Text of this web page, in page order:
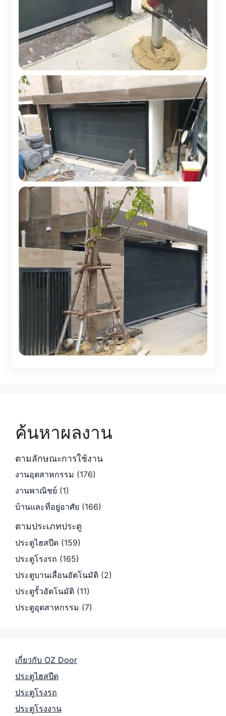
ค้นหาผลงาน
ตามลักษณะการใช้งาน
งานอุตสาหกรรม (176)
งานพาณิชย์ (1)
บ้านและที่อยู่อาศัย (166)
ตามประเภทประตู
ประตูไฮสปีด (159)
ประตูโรงรถ (165)
ประตูบานเลื่อนอัตโนมัติ (2)
ประตูรั้วอัตโนมัติ (11)
ประตูอุตสาหกรรม (7)
เกี่ยวกับ OZ Door
ประตูไฮสปีด
ประตูโรงรถ
ประตูโรงงาน